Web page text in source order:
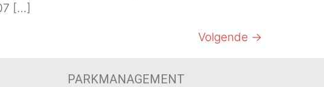
[…]
Volgende →
PARKMANAGEMENT